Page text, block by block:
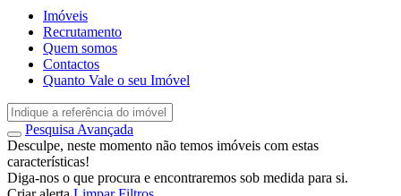
Imóveis
Recrutamento
Quem somos
Contactos
Quanto Vale o seu Imóvel
Pesquisa Avançada
Desculpe, neste momento não temos imóveis com estas
características!
Diga-nos o que procura e encontraremos sob medida para si.